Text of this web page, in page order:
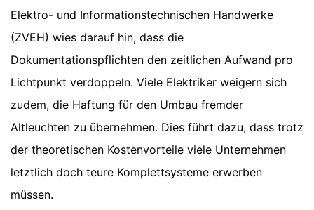
Elektro- und Informationstechnischen Handwerke
(ZVEH) wies darauf hin, dass die
Dokumentationspflichten den zeitlichen Aufwand pro
Lichtpunkt verdoppeln. Viele Elektriker weigern sich
zudem, die Haftung für den Umbau fremder
Altleuchten zu übernehmen. Dies führt dazu, dass trotz
der theoretischen Kostenvorteile viele Unternehmen
letztlich doch teure Komplettsysteme erwerben
müssen.